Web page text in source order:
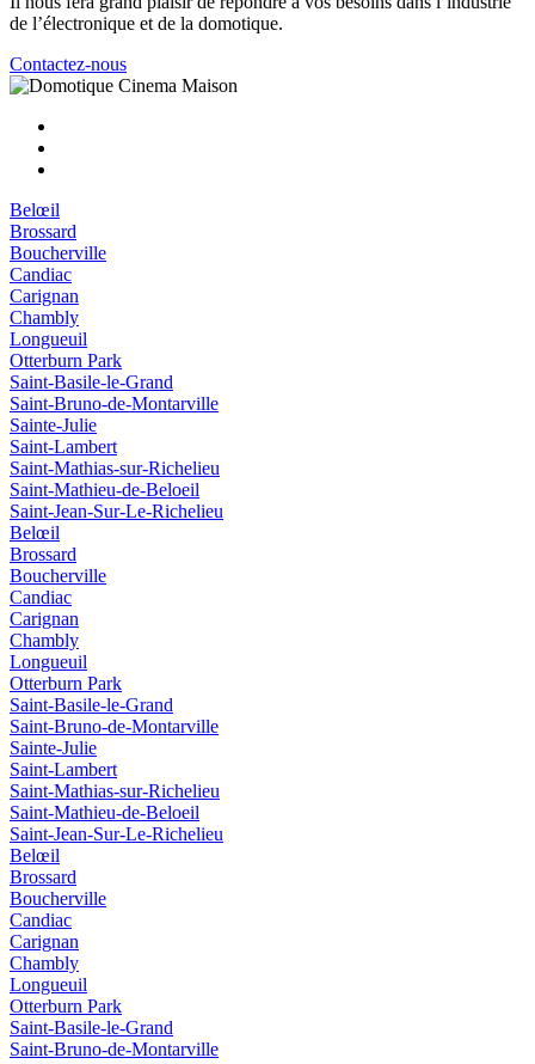
de l’électronique et de la domotique.
Contactez-nous
Belœil
Brossard
Boucherville
Candiac
Carignan
Chambly
Longueuil
Otterburn Park
Saint-Basile-le-Grand
Saint-Bruno-de-Montarville
Sainte-Julie
Saint-Lambert
Saint-Mathias-sur-Richelieu
Saint-Mathieu-de-Beloeil
Saint-Jean-Sur-Le-Richelieu
Belœil
Brossard
Boucherville
Candiac
Carignan
Chambly
Longueuil
Otterburn Park
Saint-Basile-le-Grand
Saint-Bruno-de-Montarville
Sainte-Julie
Saint-Lambert
Saint-Mathias-sur-Richelieu
Saint-Mathieu-de-Beloeil
Saint-Jean-Sur-Le-Richelieu
Belœil
Brossard
Boucherville
Candiac
Carignan
Chambly
Longueuil
Otterburn Park
Saint-Basile-le-Grand
Saint-Bruno-de-Montarville